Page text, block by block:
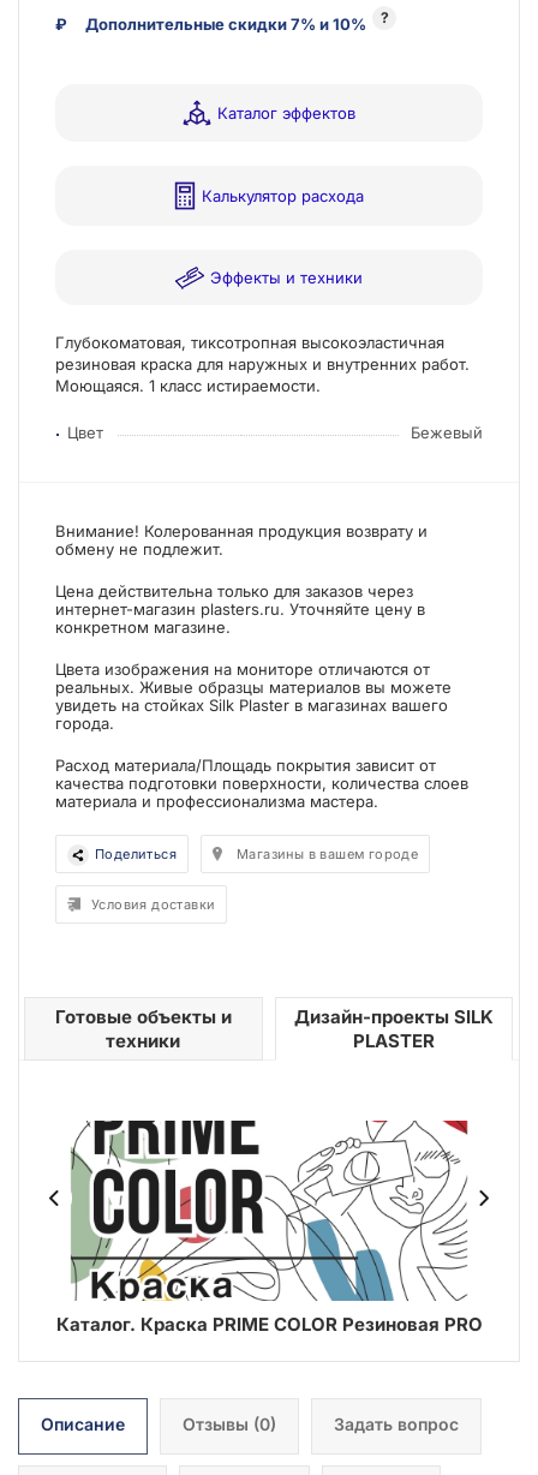
₽ Дополнительные скидки 7% и 10% ?
Каталог эффектов
Калькулятор расхода
Эффекты и техники
Глубокоматовая, тиксотропная высокоэластичная
резиновая краска для наружных и внутренних работ.
Моющаяся. 1 класс истираемости.
Цвет Бежевый
Внимание! Колерованная продукция возврату и
обмену не подлежит.
Цена действительна только для заказов через
интернет-магазин plasters.ru. Уточняйте цену в
конкретном магазине.
Цвета изображения на мониторе отличаются от
реальных. Живые образцы материалов вы можете
увидеть на стойках Silk Plaster в магазинах вашего
города.
Расход материала/Площадь покрытия зависит от
качества подготовки поверхности, количества слоев
материала и профессионализма мастера.
Поделиться Магазины в вашем городе
Условия доставки
Готовые объекты и
техники
Дизайн-проекты SILK
PLASTER
Каталог. Краска PRIME COLOR Резиновая PRO
Описание Отзывы (0) Задать вопрос